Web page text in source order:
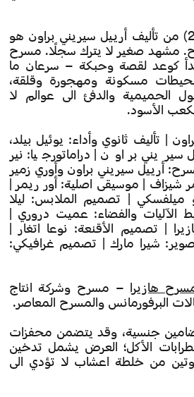
(2021) من تأليف أرييل سيريني براون هو
مشهد صغير لا يترك سجلًا. مسرح
كوعد لقصة وحبكة – سرعان ما
مسكونة ومهجورة وقلقة،
والدفئ الى عوالم لا
الأسود.
| تأليف ثانوي وأداء: يوئيل بيلد،
سيريني براون | دراماتورجيا: نير
أرييل سيريني براون وأوري زمير
شيزاف | موسيقى اصلية: أور ريمر |
| تصميم الملابس: ليلا
الآليات والفضاء: عميت دروري |
| تصميم الأقنعة: نوعا اتغار |
شيرا مارك | تصميم غرافيكي:
هازيرا – مسرح وشركة انتاج
البرفورمانس والمسرح المعاصر.
جنسية، وقد يتضمن محفزات
الأكل؛ العرض يشمل تدخين
من خلطة اعشاب لا تؤدي الى